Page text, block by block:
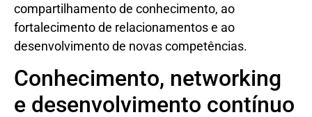
compartilhamento de conhecimento, ao
fortalecimento de relacionamentos e ao
desenvolvimento de novas competências.
Conhecimento, networking
e desenvolvimento contínuo